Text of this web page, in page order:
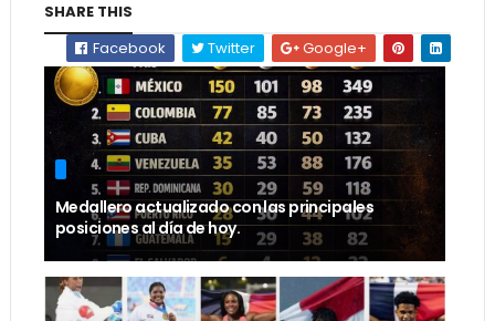
SHARE THIS
Facebook
Twitter Google+
Medallero actualizado con las principales
posiciones al día de hoy.